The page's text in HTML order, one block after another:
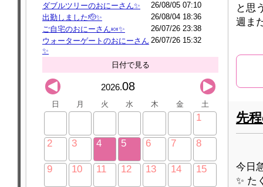
ダブルツリーのおにーさん✨
26/08/05 07:10
出勤しました🫡✨
26/08/04 18:36
ご自宅のおにーさん🍬✨
26/07/26 23:38
ウォーターゲートのおにーさん
✨️
26/07/26 15:32
日付で見る
2026.08
日 月 火 水 木 金 土
1
2 3 4 5 6 7 8
9 10 11 12 13 14 15
と思
週ま
先
今日
✨ た